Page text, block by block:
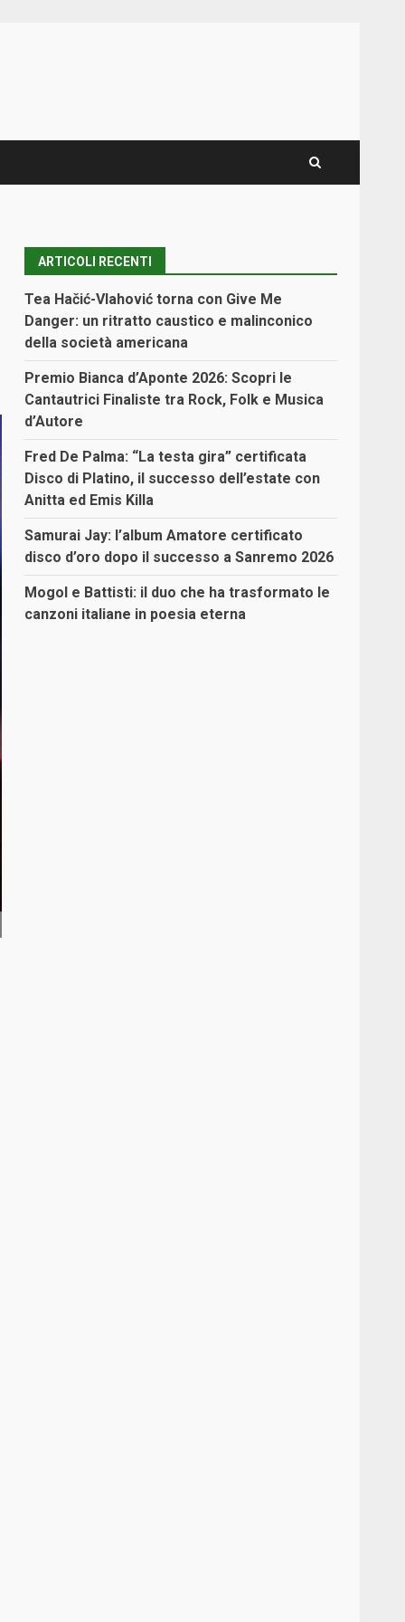
ARTICOLI RECENTI
Tea Hačić-Vlahović torna con Give Me
Danger: un ritratto caustico e malinconico
della società americana
Premio Bianca d’Aponte 2026: Scopri le
Cantautrici Finaliste tra Rock, Folk e Musica
d’Autore
Fred De Palma: “La testa gira” certificata
Disco di Platino, il successo dell’estate con
Anitta ed Emis Killa
Samurai Jay: l’album Amatore certificato
disco d’oro dopo il successo a Sanremo 2026
Mogol e Battisti: il duo che ha trasformato le
canzoni italiane in poesia eterna